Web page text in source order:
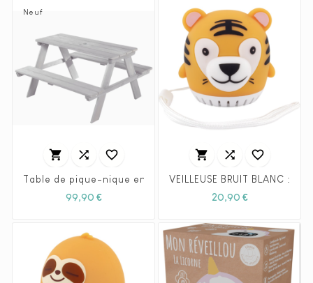
Neuf
  
Table de pique-nique enfant - Mobilier de jardin
99,90 €Prix
  
VEILLEUSE BRUIT BLANC :
20,90 €Prix